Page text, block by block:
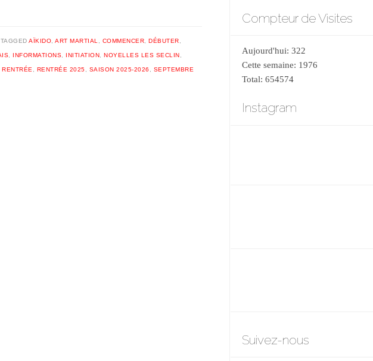
TAGGED AÏKIDO ART MARTIAL COMMENCER DÉBUTER
INFORMATIONS INITIATION NOYELLES LES SECLIN
RENTRÉE RENTRÉE 2025 SAISON 2025-2026 SEPTEMBRE
date
Compteur de Visites
Aujourd'hui: 322
Cette semaine: 1976
Total: 654574
Instagram
Suivez-nous